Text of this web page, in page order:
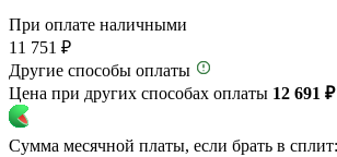
При оплате наличными
11 751 ₽
Другие способы оплаты
Цена при других способах оплаты 12 691 ₽
Сумма месячной платы, если брать в сплит: